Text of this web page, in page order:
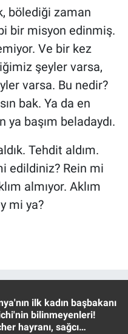
bölediği zaman
bir misyon edinmiş.
Ve bir kez
şeyler varsa,
varsa. Bu nedir?
bak. Ya da en
ya başım beladaydı.
Tehdit aldım.
edildiniz? Rein mi
almıyor. Aklım
mi ya?
ilk kadın başbakanı
bilinmeyenleri!
hayranı, sağcı